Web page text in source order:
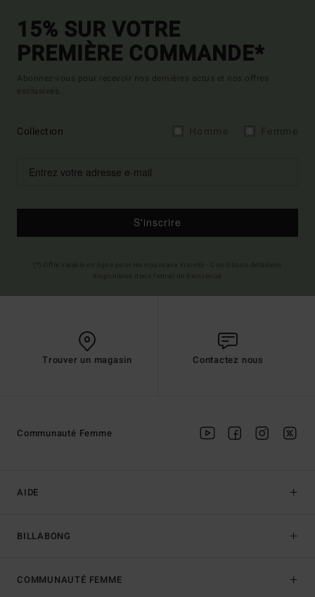
15% SUR VOTRE
PREMIÈRE COMMANDE*
Abonnez-vous pour recevoir nos dernières actus et nos offres
exclusives.
Collection
S'inscrire
Trouver un magasin Contactez nous
AIDE
BILLABONG
Communauté Femme
COMMUNAUTÉ FEMME